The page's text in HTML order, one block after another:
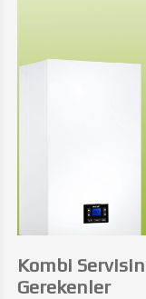
Kombi
Gerekenler